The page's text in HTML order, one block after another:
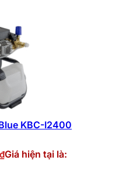
KBC-I2400
₫Giá hiện tại là: